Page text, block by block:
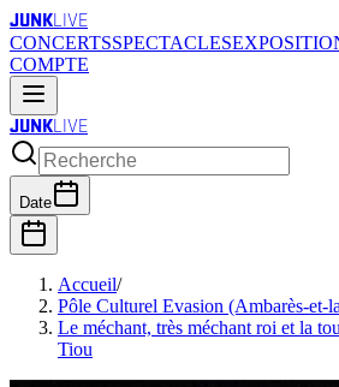
JUNKLIVE
CONCERTSSPECTACLES
COMPTE
JUNKLIVE
Date
Accueil/
Pôle Culturel Evasion (Ambarès-et-
Le méchant, très méchant roi et la
Tiou